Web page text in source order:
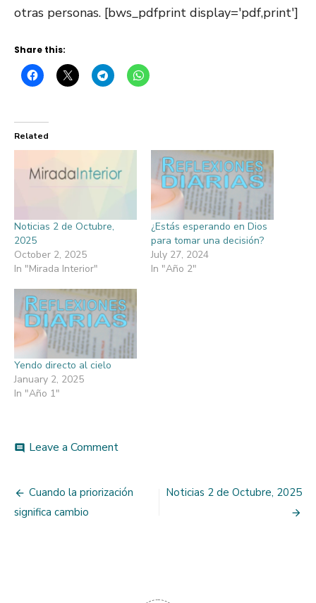
otras personas. [bws_pdfprint display='pdf,print']
Share this:
Related
Noticias 2 de Octubre,
2025
October 2, 2025
In "Mirada Interior"
¿Estás esperando en Dios
para tomar una decisión?
July 27, 2024
In "Año 2"
Yendo directo al cielo
January 2, 2025
In "Año 1"
comment Leave a Commenton
cuando
Post
navigation
Cuando la priorización
significa cambio
Noticias 2 de Octubre, 2025